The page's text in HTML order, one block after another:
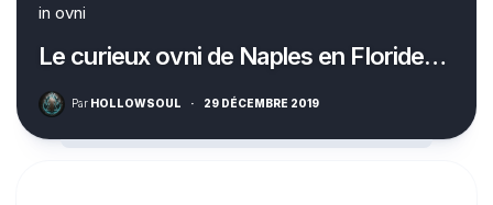
in ovni
Le curieux ovni de Naples en Floride…
Par HOLLOWSOUL · 29 DÉCEMBRE 2019